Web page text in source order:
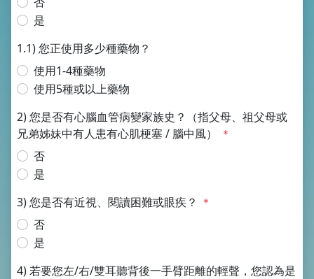
是
1.1) 您正使用多少種藥物？
使用1-4種藥物
使用5種或以上藥物
2) 您是否有心腦血管病變家族史？（指父母、祖父母或
兄弟姊妹中有人患有心肌梗塞 / 腦中風）
＊
否
是
3) 您是否有近視、閱讀困難或眼疾？ ＊
否
是
4) 若要您左/右/雙耳聽背後一手臂距離的輕聲，您認為是